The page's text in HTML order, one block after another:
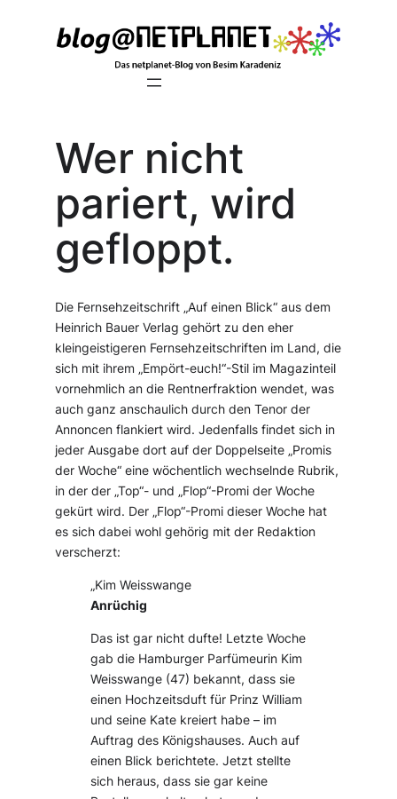
Wer nicht
pariert, wird
gefloppt.
Die Fernsehzeitschrift „Auf einen Blick“ aus dem
Heinrich Bauer Verlag gehört zu den eher
kleingeistigeren Fernsehzeitschriften im Land, die
sich mit ihrem „Empört-euch!“-Stil im Magazinteil
vornehmlich an die Rentnerfraktion wendet, was
auch ganz anschaulich durch den Tenor der
Annoncen flankiert wird. Jedenfalls findet sich in
jeder Ausgabe dort auf der Doppelseite „Promis
der Woche“ eine wöchentlich wechselnde Rubrik,
in der der „Top“- und „Flop“-Promi der Woche
gekürt wird. Der „Flop“-Promi dieser Woche hat
es sich dabei wohl gehörig mit der Redaktion
verscherzt:
„Kim Weisswange
Anrüchig
Das ist gar nicht dufte! Letzte Woche
gab die Hamburger Parfümeurin Kim
Weisswange (47) bekannt, dass sie
einen Hochzeitsduft für Prinz William
und seine Kate kreiert habe – im
Auftrag des Königshauses. Auch auf
einen Blick berichtete. Jetzt stellte
sich heraus, dass sie gar keine